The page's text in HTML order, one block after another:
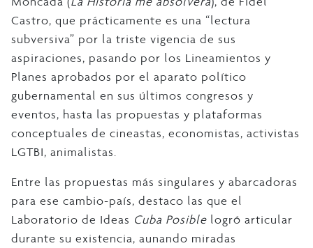
Castro, que prácticamente es una “lectura
subversiva” por la triste vigencia de sus
aspiraciones, pasando por los Lineamientos y
Planes aprobados por el aparato político
gubernamental en sus últimos congresos y
eventos, hasta las propuestas y plataformas
conceptuales de cineastas, economistas, activistas
LGTBI, animalistas.
Entre las propuestas más singulares y abarcadoras
para ese cambio-país, destaco las que el
Laboratorio de Ideas Cuba Posible logró articular
durante su existencia, aunando miradas